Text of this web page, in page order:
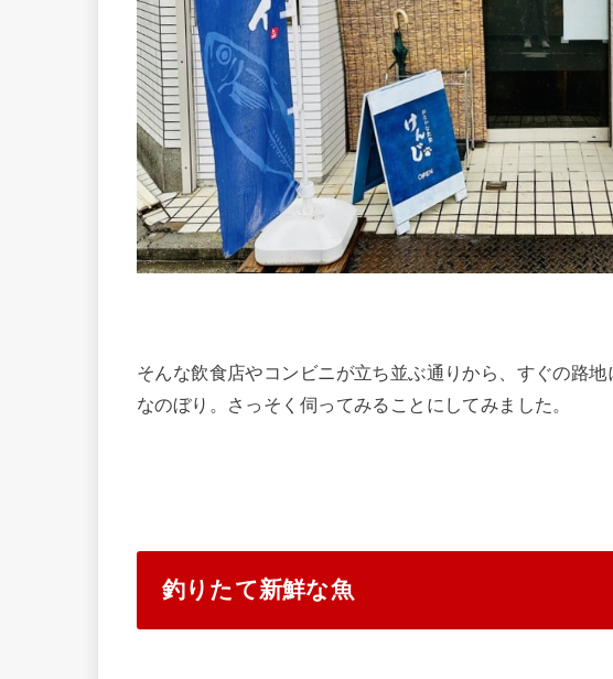
そんな飲食店やコンビニが立ち並ぶ通りから、すぐの路地
なのぼり。さっそく伺ってみることにしてみました。
釣りたて新鮮な魚